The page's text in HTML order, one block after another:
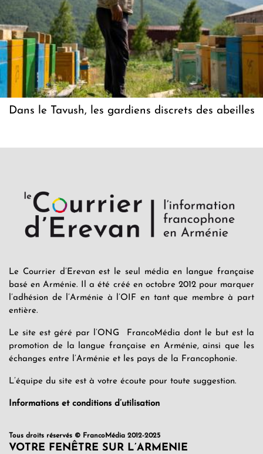
Dans le Tavush, les gardiens discrets des abeilles
Le Courrier d’Erevan est le seul média en langue française
basé en Arménie. Il a été créé en octobre 2012 pour marquer
l’adhésion de l’Arménie à l’OIF en tant que membre à part
entière.
Le site est géré par l’ONG FrancoMédia dont le but est la
promotion de la langue française en Arménie, ainsi que les
échanges entre l’Arménie et les pays de la Francophonie.
L’équipe du site est à votre écoute pour toute suggestion.
Informations et conditions d’utilisation
Tous droits réservés © FrancoMédia 2012-2025
VOTRE FENÊTRE SUR L’ARMENIE